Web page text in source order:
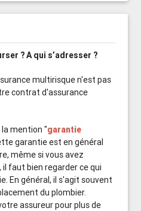
?A qui s’adresser ?
multirisque n'est pas
contrat d'assurance
mention "garantie
garantie est en général
même si vous avez
faut bien regarder ce qui
En général, il s'agit souvent
du plombier.
assureur pour plus de